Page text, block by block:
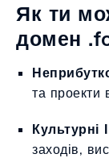
Як ти
домен
та проекти
Культурні
заходів,